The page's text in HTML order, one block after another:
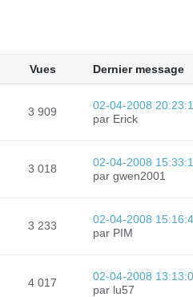
Vues Dernier message
3 909
02-04-2008
par Erick
3 018
02-04-2008
par gwen2001
3 233
02-04-2008
par PIM
4 017
02-04-2008
par lu57